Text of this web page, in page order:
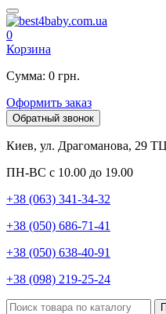
0
Корзина
Сумма: 0 грн.
Оформить заказ
Обратный звонок
Киев, ул. Драгоманова, 29
ПН-ВС с 10.00 до 19.00
+38 (063) 341-34-32
+38 (050) 686-71-41
+38 (050) 638-40-91
+38 (098) 219-25-24